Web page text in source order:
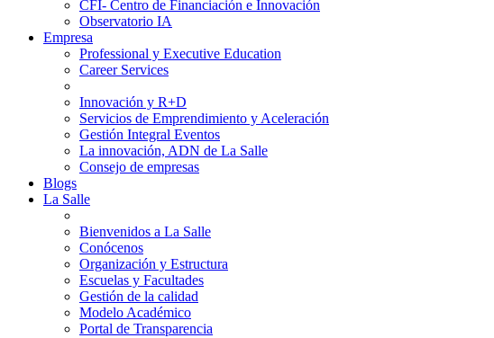
CFI- Centro de Financiación e Innovación
Observatorio IA
Empresa
Professional y Executive Education
Career Services
Innovación y R+D
Servicios de Emprendimiento y Aceleración
Gestión Integral Eventos
La innovación, ADN de La Salle
Consejo de empresas
Blogs
La Salle
Bienvenidos a La Salle
Conócenos
Organización y Estructura
Escuelas y Facultades
Gestión de la calidad
Modelo Académico
Portal de Transparencia